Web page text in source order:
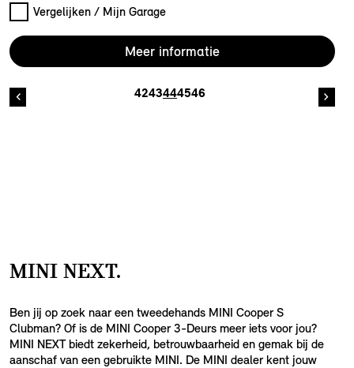
Vergelijken / Mijn Garage
Meer informatie
4243444546
MINI NEXT.
Ben jij op zoek naar een tweedehands MINI Cooper S
Clubman? Of is de MINI Cooper 3-Deurs meer iets voor jou?
MINI NEXT biedt zekerheid, betrouwbaarheid en gemak bij de
aanschaf van een gebruikte MINI. De MINI dealer kent jouw